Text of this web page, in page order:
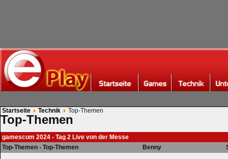
Startseite Technik Top-Themen
Top-Themen
gamescom 2024 - Tag 2 Live von der Messe
Top-Themen - Top-Themen
Benny